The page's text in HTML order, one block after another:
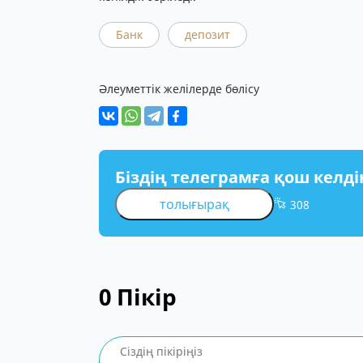
Банк депозит
Әлеуметтік желілерде бөлісу
Біздің телеграмға қош
толығырақ 308
0 Пікір